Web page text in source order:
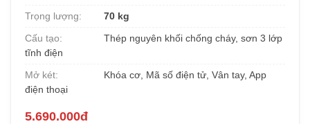
Trọng lượng:
70 kg
Cấu tạo:
Thép nguyên khối chống cháy, sơn 3 lớp
tĩnh điện
Mở két:
Khóa cơ, Mã số điện tử, Vân tay, App
điện thoại
5.690.000đ